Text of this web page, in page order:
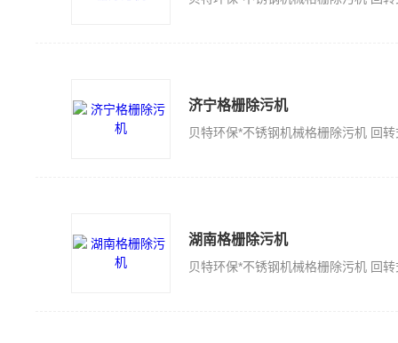
济宁格栅除污机
湖南格栅除污机